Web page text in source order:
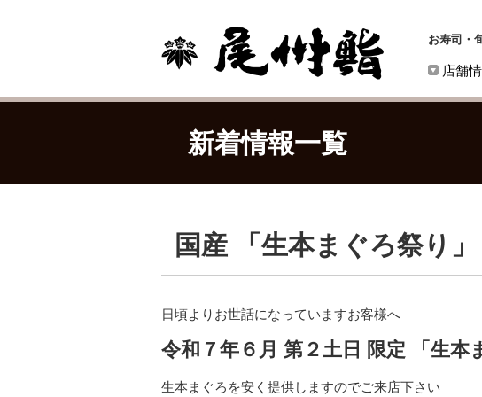
お寿司・
店舗
新着情報一覧
国産 「生本まぐろ祭り
日頃よりお世話になっていますお客様へ
令和７年６月 第２土日 限定 「 生本
生本まぐろを安く提供しますのでご来店下さい